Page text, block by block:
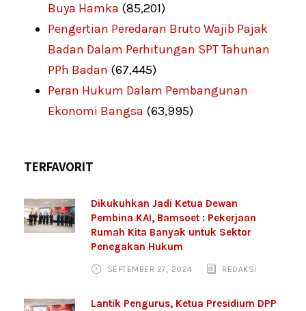
Buya Hamka (85,201)
Pengertian Peredaran Bruto Wajib Pajak
Badan Dalam Perhitungan SPT Tahunan
PPh Badan (67,445)
Peran Hukum Dalam Pembangunan
Ekonomi Bangsa (63,995)
TERFAVORIT
Dikukuhkan Jadi Ketua Dewan
Pembina KAI, Bamsoet : Pekerjaan
Rumah Kita Banyak untuk Sektor
Penegakan Hukum
SEPTEMBER 27, 2024 REDAKSI
Lantik Pengurus, Ketua Presidium DPP